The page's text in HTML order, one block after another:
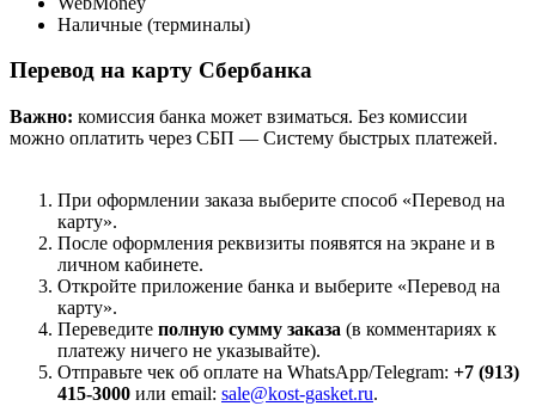
Наличные (терминалы)
Перевод на карту Сбербанка
Важно: комиссия банка может взиматься. Без комиссии
можно оплатить через СБП — Систему быстрых платежей.
При оформлении заказа выберите способ «Перевод на
карту».
После оформления реквизиты появятся на экране и в
личном кабинете.
Откройте приложение банка и выберите «Перевод на
карту».
Переведите полную сумму заказа (в комментариях к
платежу ничего не указывайте).
Отправьте чек об оплате на WhatsApp/Telegram: +7 (913)
415-3000 или email: sale@kost-gasket.ru.